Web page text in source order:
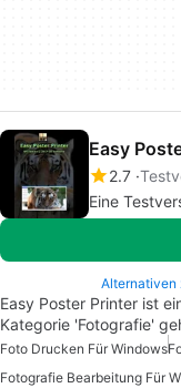
Easy
2.7
Eine
Alternativen
Easy Poster Printer ist
Kategorie 'Fotografie'
Foto Drucken Für Windows
Fotografie Bearbeitung Für